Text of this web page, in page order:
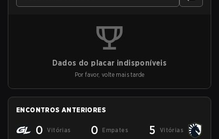
Dados do placar indisponíveis
Por favor, volte mais tarde
ENCONTROS ANTERIORES
0 Vitórias 0 Empates 5 Vitórias